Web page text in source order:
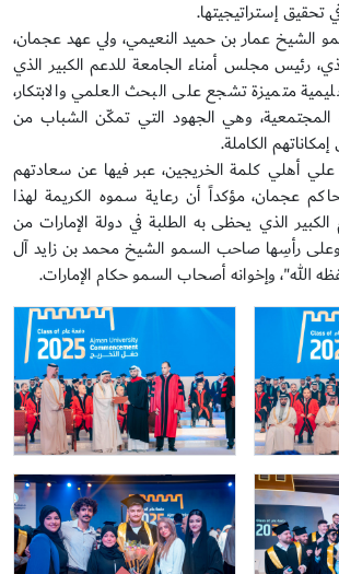
تحقيق إستراتيجيتها.
الشيخ عمار بن حميد النعيمي، ولي عهد عجمان،
رئيس مجلس أمناء الجامعة للدعم الكبير الذي
متميزة تشجع على البحث العلمي والابتكار،
المجتمعية، وهي الجهود التي تمكّن الشباب من
الكاملة.
علي أهلي كلمة الخريجين، عبر فيها عن سعادتهم
عجمان، مؤكداً أن رعاية سموه الكريمة لهذا
الذي يحظى به الطلبة في دولة الإمارات من
وعلى رأسِها صاحب السمو الشيخ محمد بن زايد آل
الله"، وإخوانه أصحاب السمو حكام الإمارات.